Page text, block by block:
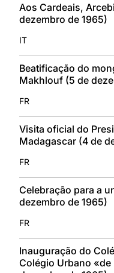
Aos Cardeais,
dezembro de 1965)
IT
Beatificação do
Makhlouf (5 de
FR
Visita oficial do
Madagascar (4 de
FR
Celebração para a
dezembro de 1965)
FR
Inauguração do
Colégio Urbano «de